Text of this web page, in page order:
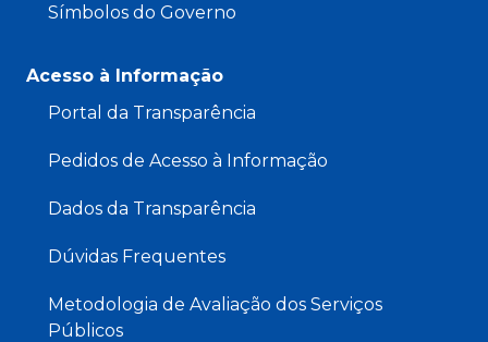
Símbolos do Governo
Acesso à Informação
Portal da Transparência
Pedidos de Acesso à Informação
Dados da Transparência
Dúvidas Frequentes
Metodologia de Avaliação dos Serviços
Públicos